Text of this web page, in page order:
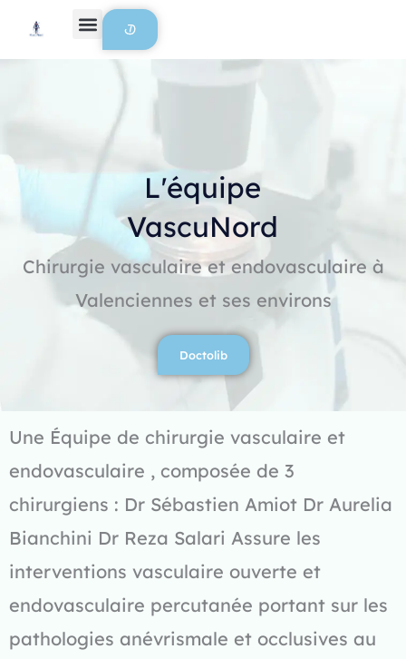
L'équipe
VascuNord
Chirurgie vasculaire et endovasculaire à
Valenciennes et ses environs
Doctolib
Une Équipe de chirurgie vasculaire et
endovasculaire , composée de 3
chirurgiens : Dr Sébastien Amiot Dr Aurelia
Bianchini Dr Reza Salari Assure les
interventions vasculaire ouverte et
endovasculaire percutanée portant sur les
pathologies anévrismale et occlusives au